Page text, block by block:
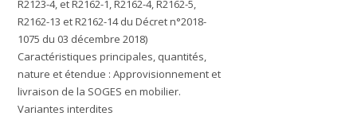
R2123-4, et R2162-1, R2162-4, R2162-5,
R2162-13 et R2162-14 du Décret n°2018-
1075 du 03 décembre 2018)
Caractéristiques principales, quantités,
nature et étendue : Approvisionnement et
livraison de la SOGES en mobilier.
Variantes interdites